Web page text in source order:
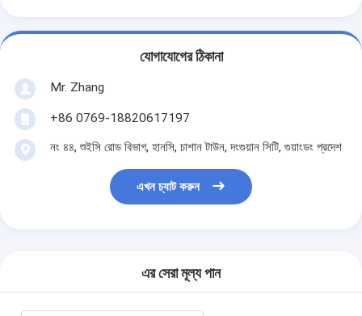
বাড়ি
যোগাযোগের ঠিকানা
Mr. Zhang
+86 0769-18820617197
নং ৪৪, শুইসি রোড বিভাগ, হানসি, চাশান টাউন, দংগুয়ান সিটি, গুয়াংডং প্রদেশ
এখন চ্যাট করুন
এর সেরা মূল্য পান